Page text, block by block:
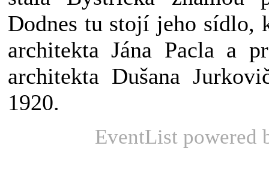
Dodnes tu stojí jeho sídlo,
architekta Jána Pacla a
architekta Dušana
1920.
EventList powered